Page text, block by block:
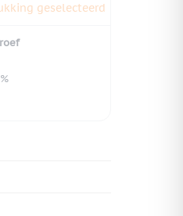
geselecteerd